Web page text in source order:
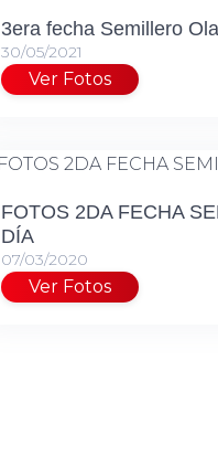
3era fecha Semillero
30/05/2021
Ver Fotos
FOTOS 2DA FECHA
DÍA
07/03/2020
Ver Fotos